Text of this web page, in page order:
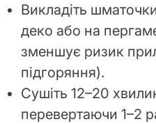
Викладіть
деко або на
зменшує ризик
підгоряння).
Сушіть 12–20
перевертаючи 1–2